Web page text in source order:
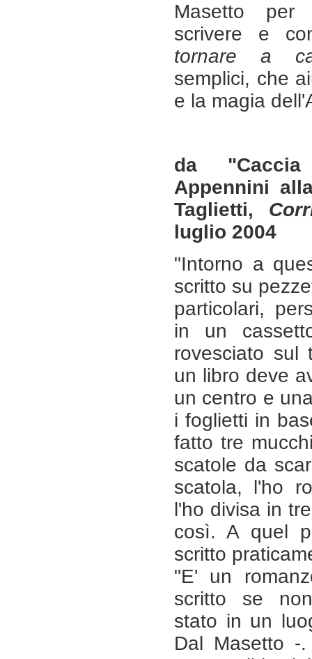
Masetto per
scrivere e
tornare a
semplici, che
e la magia
da
Appennini
Taglietti,
luglio 2004
"Intorno a
scritto su
particolari,
in un
rovesciato sul
un libro deve
un centro e
i foglietti in
fatto tre
scatole da
scatola, l'ho
l'ho divisa in
così. A quel
scritto
"E' un
scritto se
stato in un
Dal Masetto